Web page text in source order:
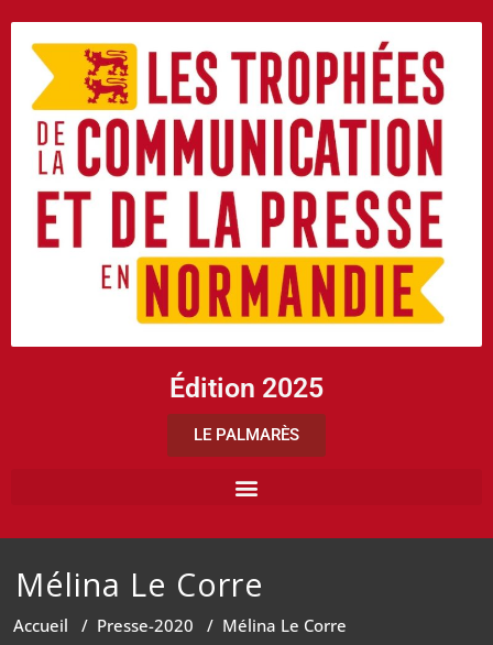
Édition 2025
LE PALMARÈS
Mélina Le Corre
Accueil / Presse-2020 / Mélina Le Corre